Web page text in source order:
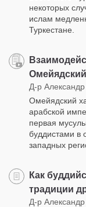
некоторых
ислам
Туркестане.
Д-р
Омейядский
арабской
первая
буддистами в
западных
Как
традиции
Д-р